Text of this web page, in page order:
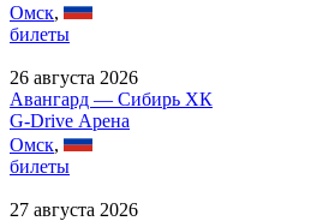
Омск,
билеты
26 августа 2026
Авангард — Сибирь ХК
G-Drive Арена
Омск,
билеты
27 августа 2026